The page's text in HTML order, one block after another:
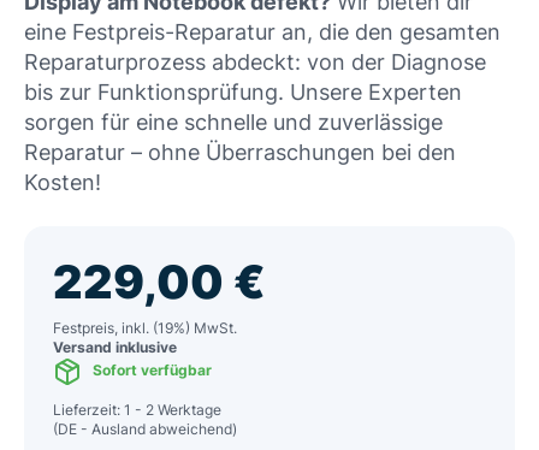
eine Festpreis-Reparatur an, die den gesamten
Reparaturprozess abdeckt: von der Diagnose
bis zur Funktionsprüfung. Unsere Experten
sorgen für eine schnelle und zuverlässige
Reparatur – ohne Überraschungen bei den
Kosten!
229,00 €
Festpreis, inkl. (19%) MwSt.
Versand inklusive
Sofort verfügbar
Lieferzeit: 1 - 2 Werktage
(DE - Ausland abweichend)